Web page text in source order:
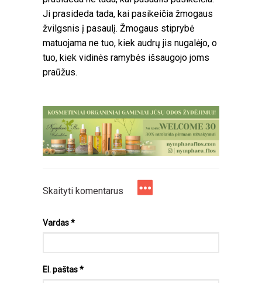
Ji prasideda tada, kai pasikeičia žmogaus
žvilgsnis į pasaulį. Žmogaus stiprybė
matuojama ne tuo, kiek audrų jis nugalėjo, o
tuo, kiek vidinės ramybės išsaugojo joms
praūžus.
Skaityti komentarus
Vardas*
El. paštas*